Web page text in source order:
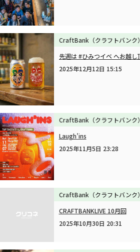
CraftBank（クラフトバンク）
2025年12月12日 15:15
CraftBank（クラフトバンク）
Laugh’ins
2025年11月5日 23:28
CraftBank（クラフトバンク）
CRAFTBANKLIVE 10月回
2025年10月30日 20:31